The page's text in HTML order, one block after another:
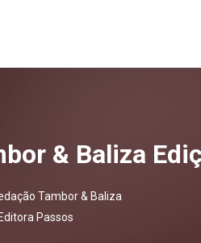
& Baliza
Tambor & Baliza
Editora Passos